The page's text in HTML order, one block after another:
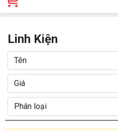
Trang chủ
Linh Kiện